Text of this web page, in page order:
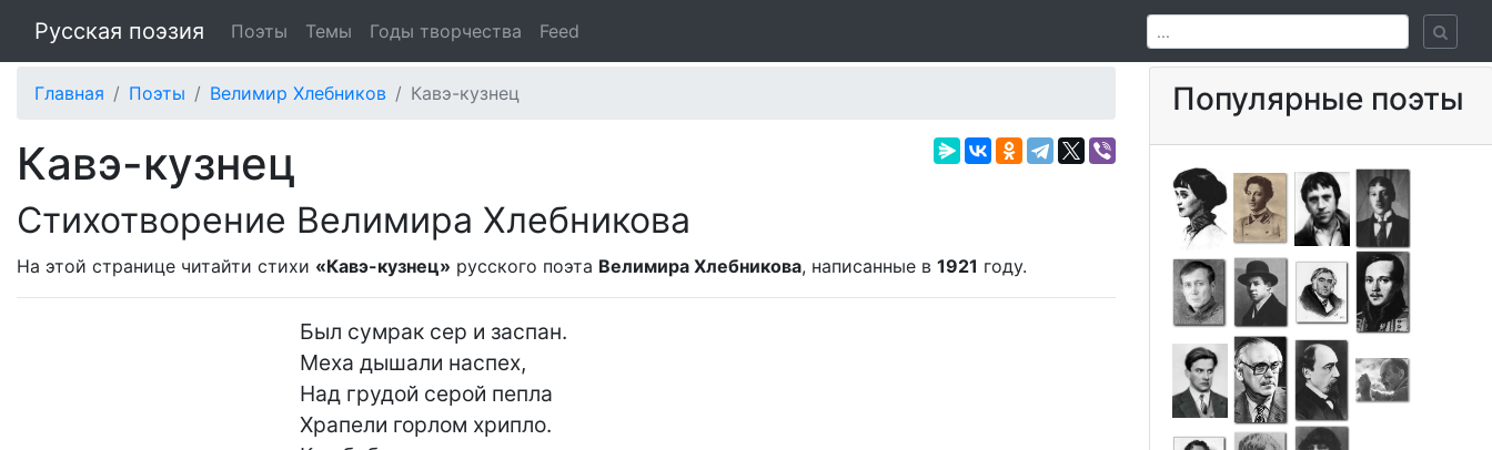
Русская поэзия Поэты Темы Годы творчества Feed
Главная Поэты Велимир Хлебников Кавэ-кузнец
Кавэ-кузнец
Стихотворение Велимира Хлебникова
На этой странице читайти стихи «Кавэ-кузнец» русского поэта Велимира Хлебникова, написанные в 1921 году.
Был сумрак сер и заспан.
Меха дышали наспех,
Над грудой серой пепла
Храпели горлом хрипло.
Популярные поэты